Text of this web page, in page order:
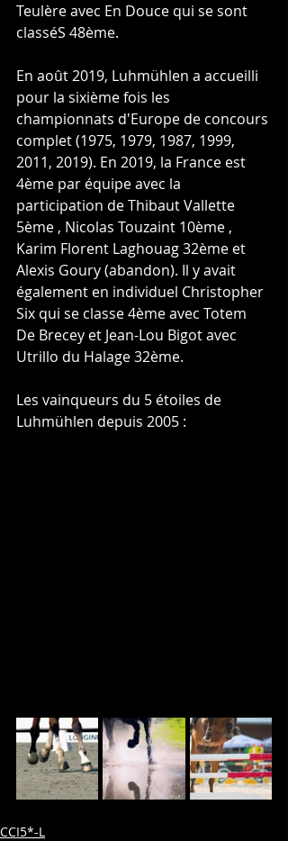
Teulère avec En Douce qui se sont
classéS 48ème.
En août 2019, Luhmühlen a accueilli
pour la sixième fois les
championnats d'Europe de concours
complet (1975, 1979, 1987, 1999,
2011, 2019). En 2019, la France est
4ème par équipe avec la
participation de Thibaut Vallette
5ème , Nicolas Touzaint 10ème ,
Karim Florent Laghouag 32ème et
Alexis Goury (abandon). Il y avait
également en individuel Christopher
Six qui se classe 4ème avec Totem
De Brecey et Jean-Lou Bigot avec
Utrillo du Halage 32ème.
Les vainqueurs du 5 étoiles de
Luhmühlen depuis 2005 :
CCI5*-L